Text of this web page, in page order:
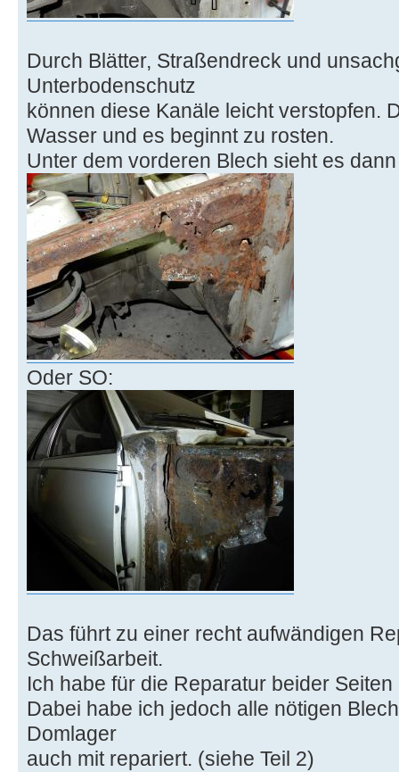
Durch Blätter, Straßendreck und
Unterbodenschutz
können diese Kanäle leicht verstopfen.
Wasser und es beginnt zu rosten.
Unter dem vorderen Blech sieht es
Oder SO:
Das führt zu einer recht aufwändigen
Schweißarbeit.
Ich habe für die Reparatur beider
Dabei habe ich jedoch alle nötigen
Domlager
auch mit repariert. (siehe Teil 2)